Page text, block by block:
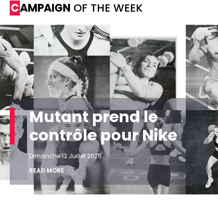
CAMPAIGN OF THE WEEK
Mutant prend le
contrôle pour Nike
Dimanche 12 Juillet 2026
READ MORE